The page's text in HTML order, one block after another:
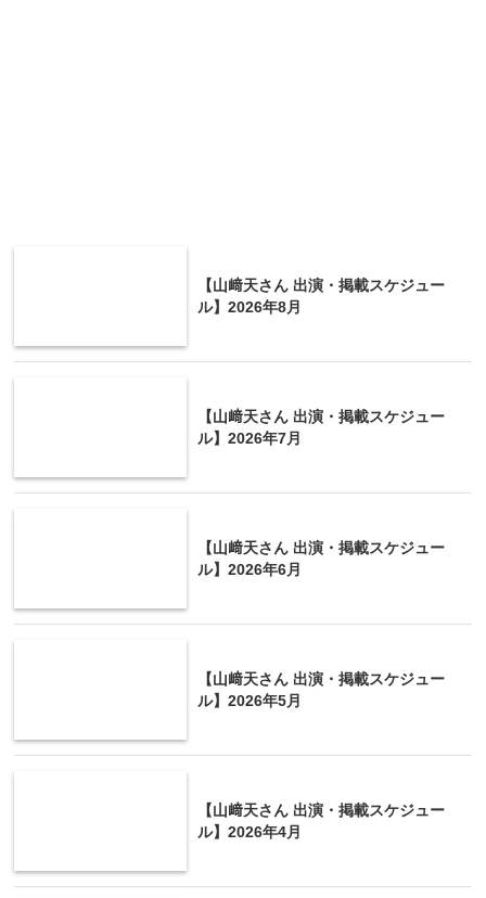
【山﨑天さん 出演・掲載スケジュー
ル】2026年8月
【山﨑天さん 出演・掲載スケジュー
ル】2026年7月
【山﨑天さん 出演・掲載スケジュー
ル】2026年6月
【山﨑天さん 出演・掲載スケジュー
ル】2026年5月
【山﨑天さん 出演・掲載スケジュー
ル】2026年4月